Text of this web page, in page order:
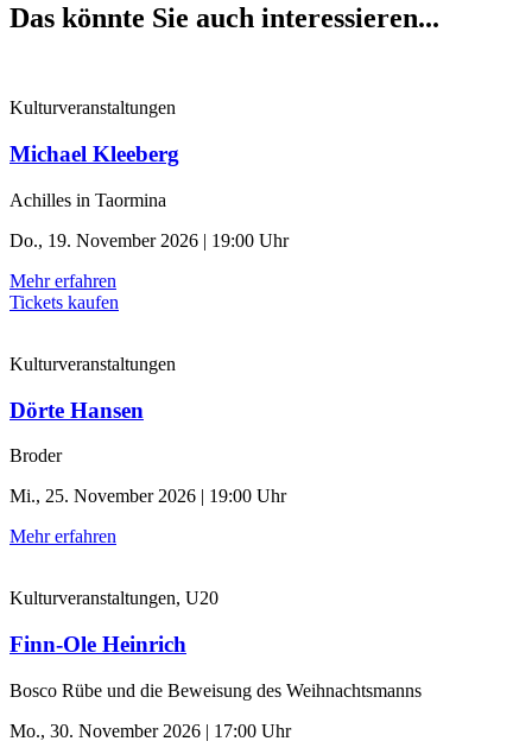
Das könnte Sie auch interessieren...
Kulturveranstaltungen
Michael Kleeberg
Achilles in Taormina
Do., 19. November 2026 | 19:00 Uhr
Mehr erfahren
Tickets kaufen
Kulturveranstaltungen
Dörte Hansen
Broder
Mi., 25. November 2026 | 19:00 Uhr
Mehr erfahren
Kulturveranstaltungen, U20
Finn-Ole Heinrich
Bosco Rübe und die Beweisung des Weihnachtsmanns
Mo., 30. November 2026 | 17:00 Uhr